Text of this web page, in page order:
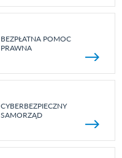
BEZPŁATNA POMOC
PRAWNA
CYBERBEZPIECZNY
SAMORZĄD